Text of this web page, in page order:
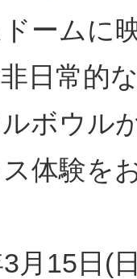
ームに
日常的
ボウル
体験を
月15日(